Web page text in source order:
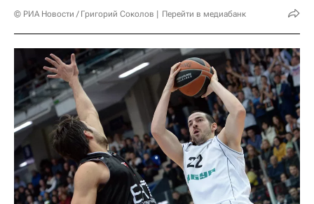
© РИА Новости / Григорий Соколов Перейти в медиабанк